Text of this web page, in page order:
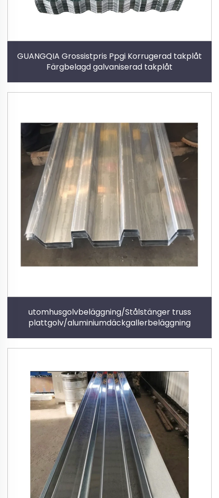
GUANGQIA Grossistpris Ppgi Korrugerad takplåt
Färgbelagd galvaniserad takplåt
utomhusgolvbeläggning/Stålstänger truss
plattgolv/aluminiumdäckgallerbeläggning